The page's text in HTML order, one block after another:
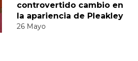
controvertido cambio en
la apariencia de Pleakley
26 Mayo